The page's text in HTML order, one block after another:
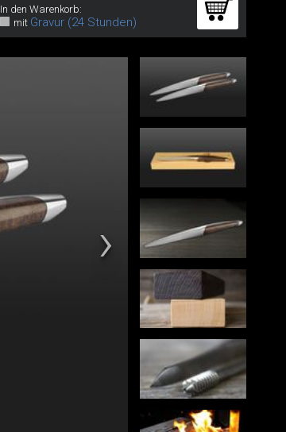
In den Warenkorb:
mit Gravur (24 Stunden)